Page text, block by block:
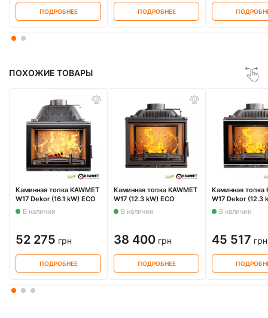
ПОДРОБНЕЕ ПОДРОБНЕЕ
ПОХОЖИЕ ТОВАРЫ
Каминная топка KAWMET
W17 Dekor (16.1 kW) EСO
В наличии
52 275 грн
ПОДРОБНЕЕ
Каминная топка KAWMET
W17 (12.3 kW) EСO
В наличии
38 400 грн
ПОДРОБНЕЕ
Каминная топка
W17 Dekor (12.3
В наличии
45 517 грн